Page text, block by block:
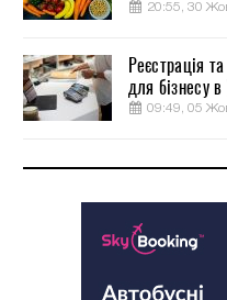
20:55, 30
Реєстрація
для бізнесу в
09:49, 05